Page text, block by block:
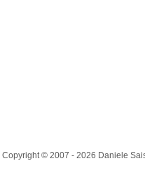
Copyright © 2007 - 2026 Daniele